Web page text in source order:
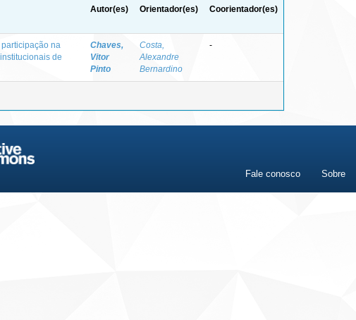
Autor(es) Orientador(es) Coorientador(es)
na
de
Chaves,
Vitor
Pinto
Costa,
Alexandre
Bernardino
-
Fale conosco Sobre